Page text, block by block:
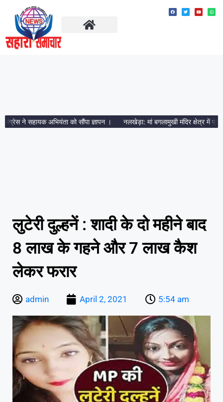
ने सहायक अभियंता को सौंपा ज्ञापन । नलखेड़ा: मां बगलामुखी मंदिर क्षेत्र में प्रशासन
लुटेरी दुल्हनें : शादी के दो महीने बाद
8 लाख के गहने और 7 लाख कैश
लेकर फरार
admin April 2, 2021 5:54 am